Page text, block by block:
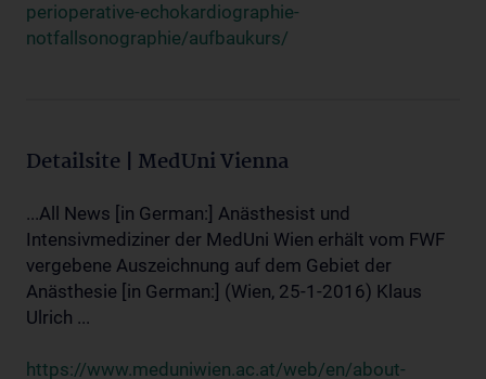
perioperative-echokardiographie-
notfallsonographie/aufbaukurs/
Detailsite | MedUni Vienna
...All News [in German:] Anästhesist und
Intensivmediziner der MedUni Wien erhält vom FWF
vergebene Auszeichnung auf dem Gebiet der
Anästhesie [in German:] (Wien, 25-1-2016) Klaus
Ulrich ...
https://www.meduniwien.ac.at/web/en/about-